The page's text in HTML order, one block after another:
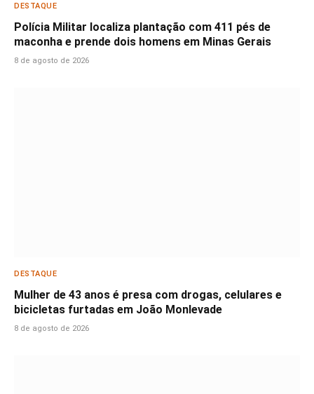
DESTAQUE
Polícia Militar localiza plantação com 411 pés de
maconha e prende dois homens em Minas Gerais
8 de agosto de 2026
DESTAQUE
Mulher de 43 anos é presa com drogas, celulares e
bicicletas furtadas em João Monlevade
8 de agosto de 2026